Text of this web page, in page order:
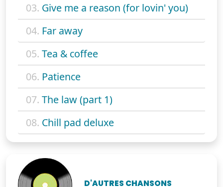
03. Give me a reason (for lovin' you)
04. Far away
05. Tea & coffee
06. Patience
07. The law (part 1)
08. Chill pad deluxe
D'AUTRES CHANSONS